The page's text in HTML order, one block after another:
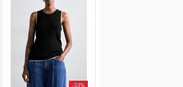
-53%